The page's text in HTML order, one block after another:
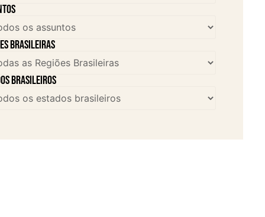
brasileiras
brasileiros